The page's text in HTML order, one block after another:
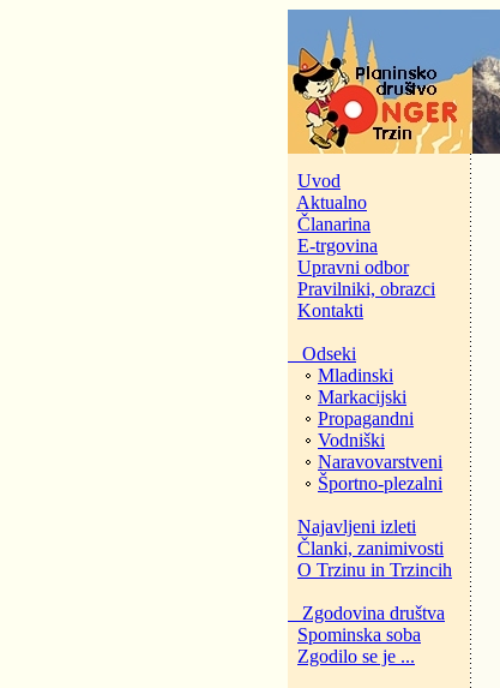
Uvod
Aktualno
Članarina
E-trgovina
Upravni odbor
Pravilniki, obrazci
Kontakti
Odseki
Mladinski
Markacijski
Propagandni
Vodniški
Naravovarstveni
Športno-plezalni
Najavljeni izleti
Članki, zanimivosti
O Trzinu in Trzincih
Zgodovina društva
Spominska soba
Zgodilo se je ...